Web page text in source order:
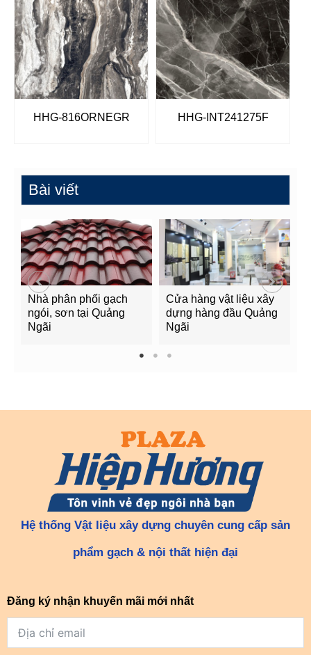
HHG-816ORNEGR HHG-INT241275F
Bài viết
Nhà phân phối gạch
ngói, sơn tại Quảng
Ngãi
Cửa hàng vật liệu xây
dựng hàng đầu Quảng
Ngãi
1 2 3
Hệ thống Vật liệu xây dựng chuyên cung cấp sản
phẩm gạch & nội thất hiện đại
Đăng ký nhận khuyến mãi mới nhất